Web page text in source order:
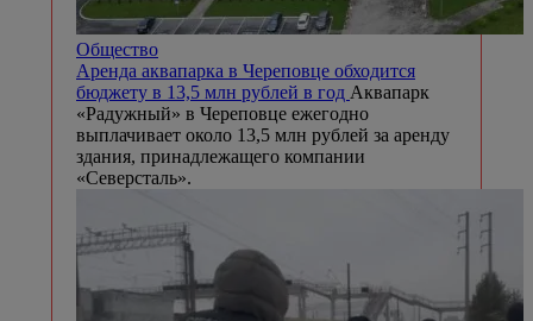
Общество
Аренда аквапарка в Череповце обходится
бюджету в 13,5 млн рублей в год Аквапарк
«Радужный» в Череповце ежегодно
выплачивает около 13,5 млн рублей за аренду
здания, принадлежащего компании
«Северсталь».